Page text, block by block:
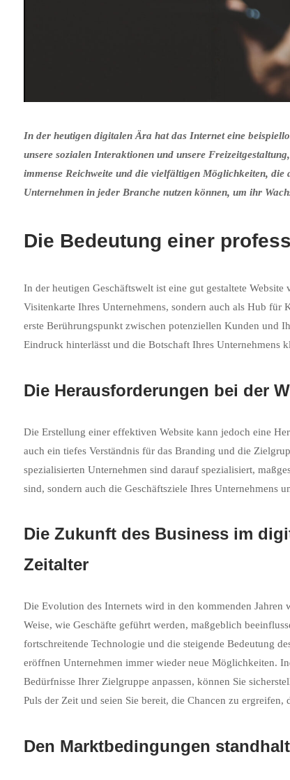
In der heutigen digitalen Ära hat das Internet eine
unsere sozialen Interaktionen und unsere
immense Reichweite und die vielfältigen Möglichkeiten, die
Unternehmen in jeder Branche nutzen können, um ihr
Die Bedeutung einer
In der heutigen Geschäftswelt ist eine gut gestaltete
Visitenkarte Ihres Unternehmens, sondern auch als Hub
erste Berührungspunkt zwischen potenziellen Kunden und
Eindruck hinterlässt und die Botschaft Ihres Unternehmens
Die Herausforderungen bei der
Die Erstellung einer effektiven Website kann jedoch eine
auch ein tiefes Verständnis für das Branding und die
spezialisierten Unternehmen sind darauf spezialisiert,
sind, sondern auch die Geschäftsziele Ihres Unternehmens
Die Zukunft des Business im
Zeitalter
Die Evolution des Internets wird in den kommenden Jahren
Weise, wie Geschäfte geführt werden, maßgeblich
fortschreitende Technologie und die steigende Bedeutung
eröffnen Unternehmen immer wieder neue Möglichkeiten.
Bedürfnisse Ihrer Zielgruppe anpassen, können Sie
Puls der Zeit und seien Sie bereit, die Chancen zu
Den Marktbedingungen